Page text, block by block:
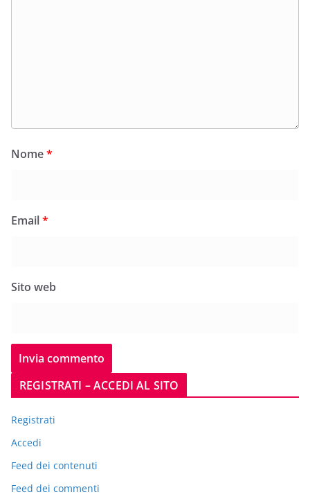
Nome*
Email*
Sito web
REGISTRATI – ACCEDI AL SITO
Registrati
Accedi
Feed dei contenuti
Feed dei commenti